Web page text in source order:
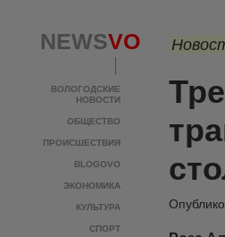
NEWSVO
ВОЛОГОДСКИЕ
НОВОСТИ
ОБЩЕСТВО
ПРОИСШЕСТВИЯ
BLOGOVO
ЭКОНОМИКА
КУЛЬТУРА
СПОРТ